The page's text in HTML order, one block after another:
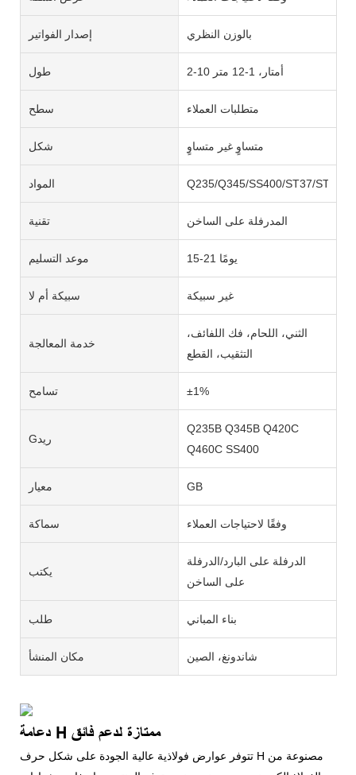
إصدار الفواتير بالوزن النظري
طول 2-10 أمتار، 1-12 متر
سطح متطلبات العملاء
شكل متساوٍ غير متساوٍ
المواد Q235/Q345/SS400/ST37/ST52/
تقنية المدرفلة على الساخن
موعد التسليم 15-21 يومًا
سبيكة أم لا غير سبيكة
خدمة المعالجة
الثني، اللحام، فك اللفائف،
التثقيب، القطع
تسامح ±1%
Gريد
Q235B Q345B Q420C
Q460C SS400
معيار GB
سماكة وفقًا لاحتياجات العملاء
يكتب
الدرفلة على البارد/الدرفلة
على الساخن
طلب بناء المباني
مكان المنشأ شاندونغ، الصين
دعامة H ممتازة لدعم فائق
تتوفر عوارض فولاذية عالية الجودة على شكل حرف H مصنوعة من